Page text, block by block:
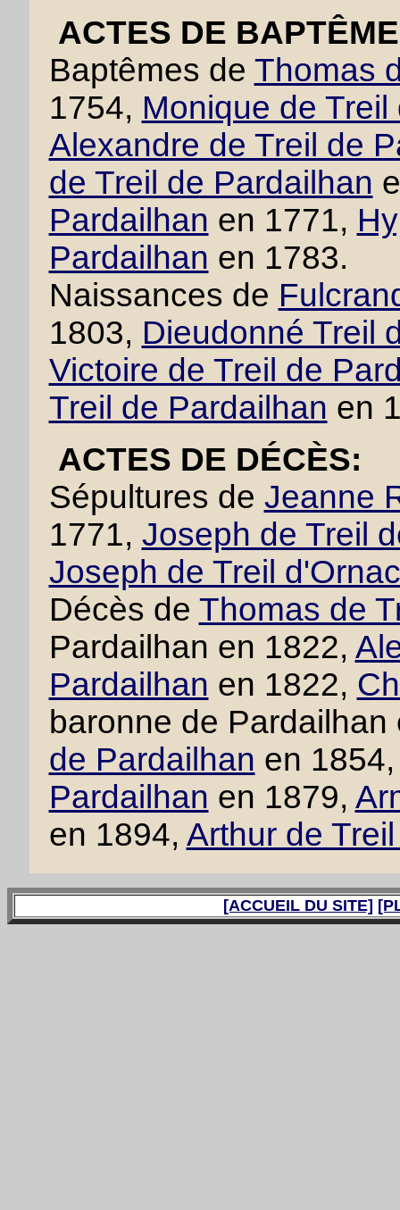
ACTES DE
Baptêmes de Thomas
1754, Monique de
Alexandre de Treil de
de Treil de Pardailhan
Pardailhan en 1771,
Pardailhan en 1783.
Naissances de
1803, Dieudonné Treil
Victoire de Treil de
Treil de Pardailhan en
ACTES DE DÉCÈS:
Sépultures de Jeanne
1771, Joseph de Treil
Joseph de Treil d'Ornac
Décès de Thomas de
Pardailhan en 1822,
Pardailhan en 1822,
baronne de
de Pardailhan en
Pardailhan en 1879,
en 1894, Arthur de
[ACCUEIL DU SITE]